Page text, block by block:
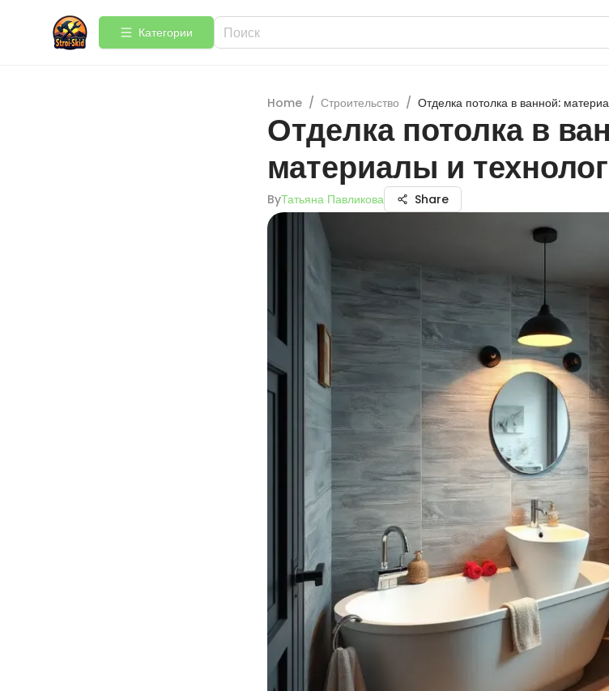
Категории
Home / Строительство / Отделка потолка в ванной:
Отделка потолка в
материалы и
ByТатьяна Павликова Share